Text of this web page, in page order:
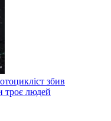
збив
троє людей